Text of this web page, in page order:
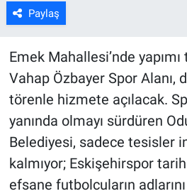
Paylaş
Emek Mahallesi’nde
Vahap Özbayer Spor Alanı,
törenle hizmete açılacak.
yanında olmayı sürdüren
Belediyesi, sadece tesisler
kalmıyor; Eskişehirspor
efsane futbolcuların